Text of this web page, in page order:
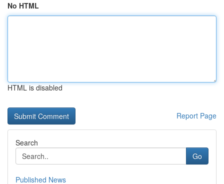
No HTML
HTML is disabled
Report Page
Search
Go
Published News